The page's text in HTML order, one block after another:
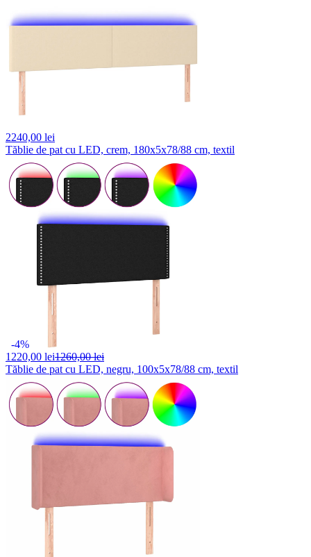
2240,00 lei
Tăblie de pat cu LED, crem, 180x5x78/88 cm, textil
-4%
1220,00 lei1260,00 lei
Tăblie de pat cu LED, negru, 100x5x78/88 cm, textil